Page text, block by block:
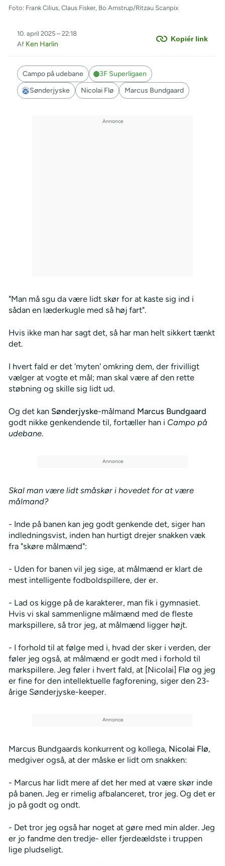
Foto: Frank Cilius, Claus Fisker, Bo Amstrup/Ritzau Scanpix
Kopiér link
10. april 2025 – 22:18
Af Ken Harlin
Campo på udebane
3F Superligaen
Sønderjyske
Nicolai Flø Marcus Bundgaard
"Man må sgu da være lidt skør for at kaste sig ind i
sådan en læderkugle med så høj fart".
Hvis ikke man har sagt det, så har man helt sikkert tænkt
det.
I hvert fald er det 'myten' omkring dem, der frivilligt
vælger at vogte et mål; man skal være af den rette
støbning og skille sig lidt ud.
Og det kan Sønderjyske-målmand Marcus Bundgaard
godt nikke genkendende til, fortæller han i Campo på
udebane.
Skal man være lidt småskør i hovedet for at være
målmand?
- Inde på banen kan jeg godt genkende det, siger han
indledningsvist, inden han hurtigt drejer snakken væk
fra "skøre målmænd":
- Uden for banen vil jeg sige, at målmænd er klart de
mest intelligente fodboldspillere, der er.
- Lad os kigge på de karakterer, man fik i gymnasiet.
Hvis vi skal sammenligne målmænd med de fleste
markspillere, så tror jeg, at målmænd ligger højt.
- I forhold til at følge med i, hvad der sker i verden, der
føler jeg også, at målmænd er godt med i forhold til
markspillere. Jeg føler i hvert fald, at [Nicolai] Flø og jeg
er fine for den intellektuelle fagforening, siger den 23-
årige Sønderjyske-keeper.
Marcus Bundgaards konkurrent og kollega, Nicolai Flø,
medgiver også, at der måske er lidt om snakken:
- Marcus har lidt mere af det her med at være skør inde
på banen. Jeg er rimelig afbalanceret, tror jeg. Og det er
jo på godt og ondt.
- Det tror jeg også har noget at gøre med min alder. Jeg
er jo fandme den tredje- eller fjerdeældste i truppen
lige pludseligt.